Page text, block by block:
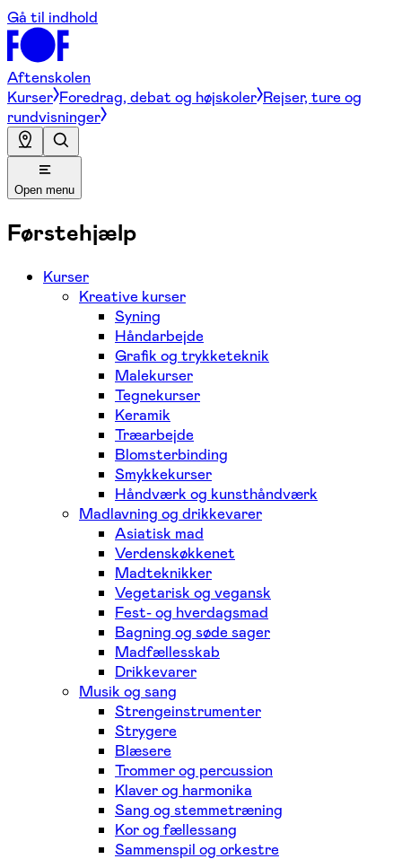
Gå til indhold
Aftenskolen
Kurser Foredrag, debat og højskoler Rejser, ture og
rundvisninger
Open menu
Førstehjælp
Kurser
Kreative kurser
Syning
Håndarbejde
Grafik og trykketeknik
Malekurser
Tegnekurser
Keramik
Træarbejde
Blomsterbinding
Smykkekurser
Håndværk og kunsthåndværk
Madlavning og drikkevarer
Asiatisk mad
Verdenskøkkenet
Madteknikker
Vegetarisk og vegansk
Fest- og hverdagsmad
Bagning og søde sager
Madfællesskab
Drikkevarer
Musik og sang
Strengeinstrumenter
Strygere
Blæsere
Trommer og percussion
Klaver og harmonika
Sang og stemmetræning
Kor og fællessang
Sammenspil og orkestre